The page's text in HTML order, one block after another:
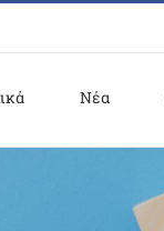
Νέα